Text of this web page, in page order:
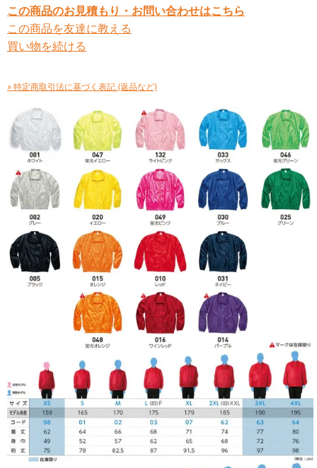
この商品のお見積もり・お問い合わせはこちら
この商品を友達に教える
買い物を続ける
» 特定商取引法に基づく表記 (返品など)